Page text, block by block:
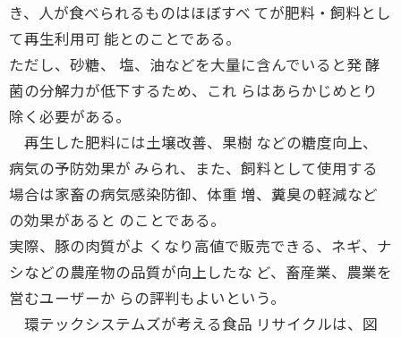
き、人が食べられるものはほぼすべ てが肥料・飼料とし
て再生利用可 能とのことである。
ただし、砂糖、 塩、油などを大量に含んでいると発 酵
菌の分解力が低下するため、これ らはあらかじめとり
除く必要がある。
再生した肥料には土壌改善、果樹 などの糖度向上、
病気の予防効果が みられ、また、飼料として使用する
場合は家畜の病気感染防御、体重 増、糞臭の軽減など
の効果があると のことである。
実際、豚の肉質がよ くなり高値で販売できる、ネギ、ナ
シなどの農産物の品質が向上したな ど、畜産業、農業を
営むユーザーか らの評判もよいという。
環テックシステムズが考える食品 リサイクルは、図